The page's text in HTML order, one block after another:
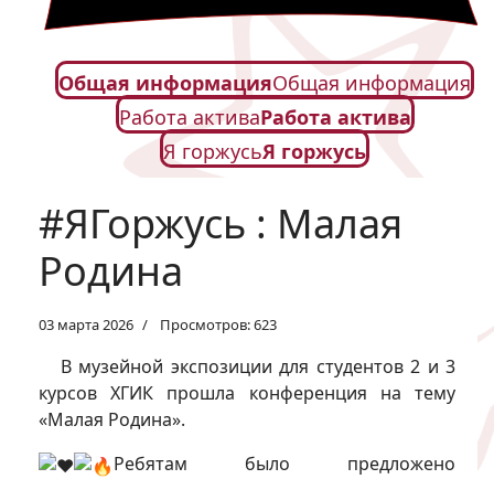
Общая информацияОбщая информация
Работа активаРабота актива
Я горжусьЯ горжусь
#ЯГоржусь : Малая
Родина
03 марта 2026 Просмотров: 623
В музейной экспозиции для студентов 2 и 3
курсов ХГИК прошла конференция на тему
«Малая Родина».
Ребятам было предложено